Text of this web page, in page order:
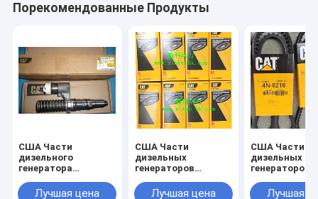
Порекомендованные Продукты
США Части
дизельного
генератора
по испытаниям на
Лучшая цена
США Части
дизельных
генераторов
топлива
Лучшая цена
США Части
дизельных
генераторов
дляЛучшая